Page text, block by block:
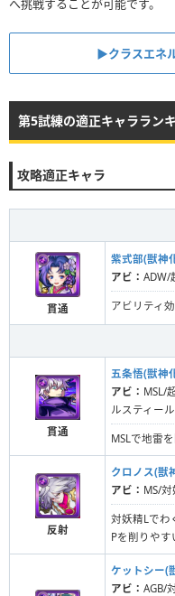
▶︎クラスエネ
第5試練の適正キャララン
攻略適正キャラ
貫通
紫式部(獣神
アビ： ADW/
アビリティ
貫通
五条悟(獣神
アビ： MSL/
ルスティール
MSLで地雷
反射
クロノス(獣
アビ： MS/
対妖精Lでわ
Pを削りやす
ケットシー(
アビ： AGB/